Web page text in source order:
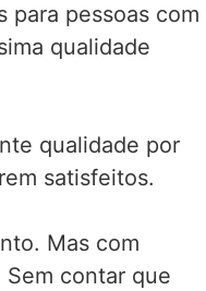
para pessoas com
qualidade
qualidade por
satisfeitos.
Mas com
contar que